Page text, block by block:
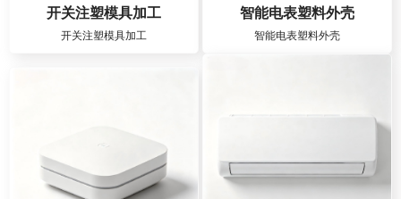
开关注塑模具加工
开关注塑模具加工
智能电表塑料外壳
智能电表塑料外壳